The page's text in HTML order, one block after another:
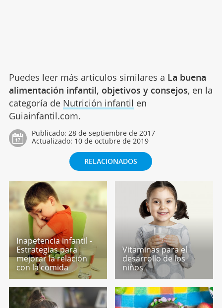
Puedes leer más artículos similares a La buena
alimentación infantil, objetivos y consejos, en la
categoría de Nutrición infantil en
Guiainfantil.com.
Publicado: 28 de septiembre de 2017
Actualizado: 10 de octubre de 2019
RELACIONADOS
Inapetencia infantil -
Estrategias para
mejorar la relación
con la comida
Vitaminas para el
desarrollo de los
niños